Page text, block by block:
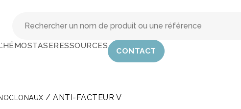
RESSOURCES
CONTACT
/ ANTI-FACTEUR V